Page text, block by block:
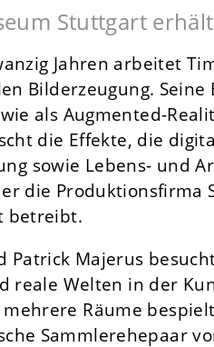
Stuttgart
Jahren arbeitet
Bilderzeugung.
als Augmented-
die Effekte, die
sowie Lebens- und
die Produktionsfirma
betreibt.
Patrick Majerus
reale Welten in der
Räume
Sammlerehepaar